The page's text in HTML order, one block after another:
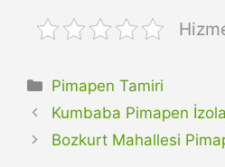
Kategoriler
Pimapen Tamiri
Kumbaba Pimapen
Bozkurt Mahallesi